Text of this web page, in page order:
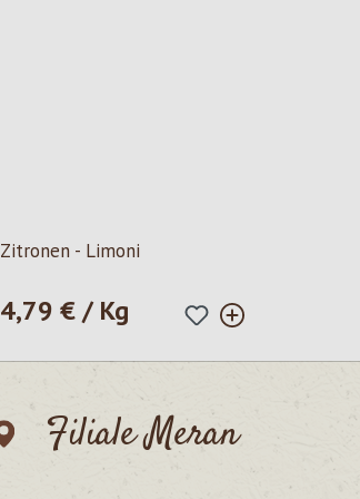
Zitronen - Limoni
Regulärer Preis:
4,79 € / Kg
Filiale Meran